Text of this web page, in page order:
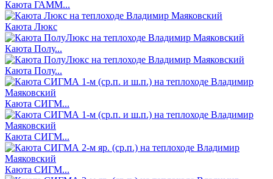
Каюта ГАММ...
Каюта Люкс
Каюта Полу...
Каюта Полу...
Каюта СИГМ...
Каюта СИГМ...
Каюта СИГМ...